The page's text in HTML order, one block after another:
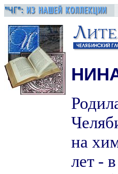
на
лет -